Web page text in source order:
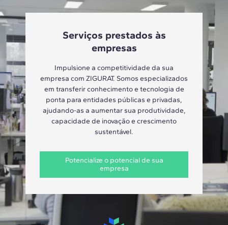
Serviços prestados às
empresas
Impulsione a competitividade da sua
empresa com ZIGURAT. Somos especializados
em transferir conhecimento e tecnologia de
ponta para entidades públicas e privadas,
ajudando-as a aumentar sua produtividade,
capacidade de inovação e crescimento
sustentável.
Potencialize o potencial de sua
empresa